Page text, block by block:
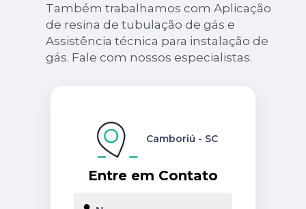
Também trabalhamos com Aplicação
de resina de tubulação de gás e
Assistência técnica para instalação de
gás. Fale com nossos especialistas.
Entre em Contato
Camboriú - SC